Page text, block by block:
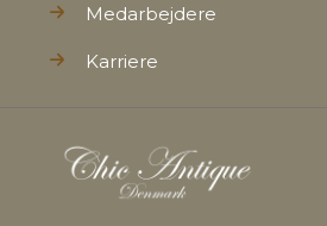
Medarbejdere
Karriere